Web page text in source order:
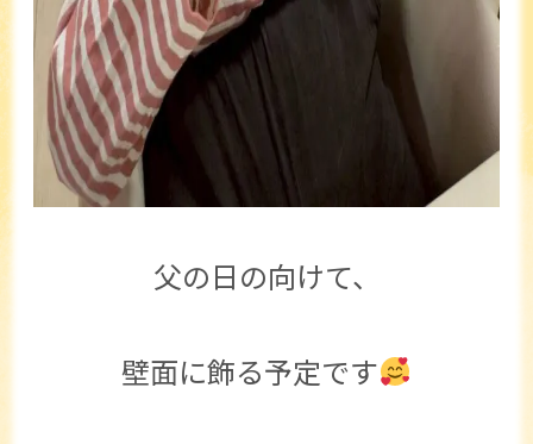
父の日の向けて、
壁面に飾る予定です